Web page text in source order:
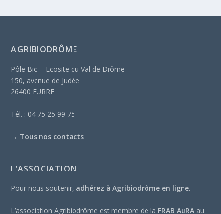
AGRIBIODRÔME
Pôle Bio – Ecosite du Val de Drôme
150, avenue de Judée
26400 EURRE
Tél. : 04 75 25 99 75
→ Tous nos contacts
L’ASSOCIATION
Pour nous soutenir, adhérez à Agribiodrôme en ligne.
L’association Agribiodrôme est membre de la FRAB AuRA au